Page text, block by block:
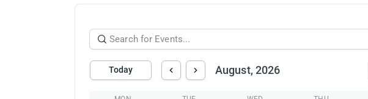
Today August, 2026